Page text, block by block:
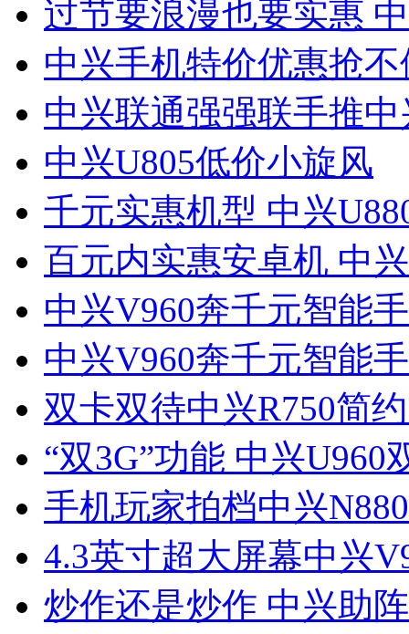
过节要浪漫也要实惠
中兴手机特价优惠抢不
中兴联通强强联手推中
中兴U805低价小旋风
千元实惠机型 中兴
百元内实惠安卓机 中
中兴V960奔千元智能
中兴V960奔千元智能
双卡双待中兴R750简
“双3G”功能 中兴U960
手机玩家拍档中兴
4.3英寸超大屏幕中兴
炒作还是炒作 中兴助